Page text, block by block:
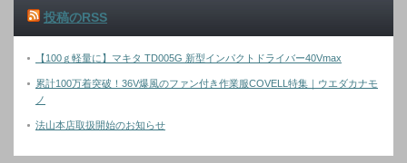
投稿のRSS
【100ｇ軽量に】マキタ TD005G 新型インパクトドライバー40Vmax
累計100万着突破！36V爆風のファン付き作業服COVELL特集｜ウエダカナモ
ノ
法山本店取扱開始のお知らせ